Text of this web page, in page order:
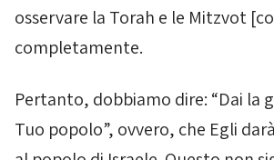
osservare la Torah e le Mitzvot
completamente.
Pertanto, dobbiamo dire: “Dai la
Tuo popolo”, ovvero, che Egli